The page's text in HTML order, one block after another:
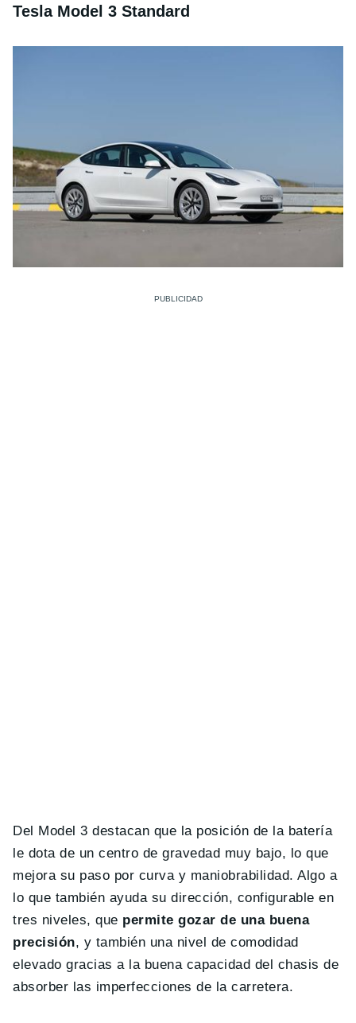
Tesla Model 3 Standard
Del Model 3 destacan que la posición de la batería
le dota de un centro de gravedad muy bajo, lo que
mejora su paso por curva y maniobrabilidad. Algo a
lo que también ayuda su dirección, configurable en
tres niveles, que permite gozar de una buena
precisión, y también una nivel de comodidad
elevado gracias a la buena capacidad del chasis de
absorber las imperfecciones de la carretera.